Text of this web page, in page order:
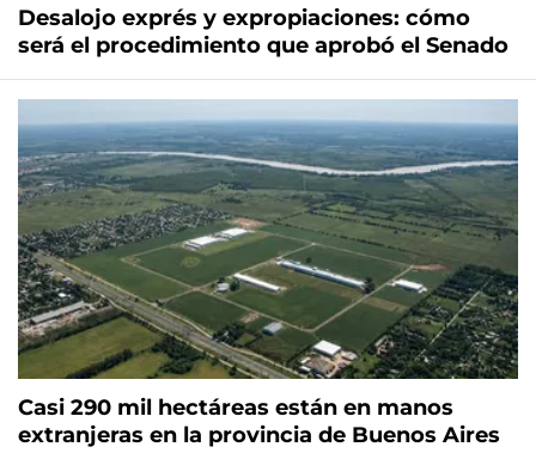
Desalojo exprés y expropiaciones: cómo
será el procedimiento que aprobó el Senado
Casi 290 mil hectáreas están en manos
extranjeras en la provincia de Buenos Aires